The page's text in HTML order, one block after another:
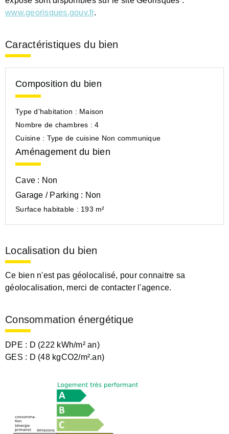
www.georisques.gouv.fr.
Caractéristiques du bien
Composition du bien
Type d'habitation : Maison
Nombre de chambres :4
Cuisine : Type de cuisine Non communique
Aménagement du bien
Cave : Non
Garage / Parking : Non
Surface habitable : 193 m²
Localisation du bien
Ce bien n'est pas géolocalisé, pour connaitre sa
géolocalisation, merci de contacter l'agence.
Consommation énergétique
DPE : D (222 kWh/m² an)
GES : D (48 kgCO2/m².an)